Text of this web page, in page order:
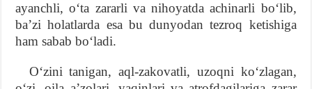
ayanchli, oʻta zararli va nihoyatda achinarli boʻlib,
baʼzi holatlarda esa bu dunyodan tezroq ketishiga
ham sabab boʻladi.
Oʻzini tanigan, aql-zakovatli, uzoqni koʻzlagan,